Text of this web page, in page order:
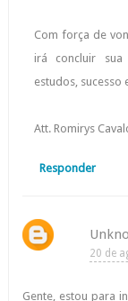
Com força de
irá concluir sua
estudos, sucesso
Att. Romirys
Responder
20 de
Gente, estou para